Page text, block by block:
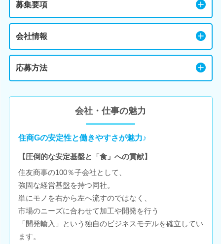
募集要項
会社情報
応募方法
会社・仕事の魅力
住商Gの安定性と働きやすさが魅力♪
【圧倒的な安定基盤と「食」への貢献】
住友商事の100％子会社として、
強固な経営基盤を持つ同社。
単にモノを右から左へ流すのではなく、
市場のニーズに合わせて加工や開発を行う
「開発輸入」という独自のビジネスモデルを確立してい
ます。